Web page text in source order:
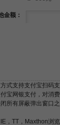
金额：
式支持支付宝扫码
宝网银支付，对消
所有屏蔽弹出窗口
，TT，Maxthon浏